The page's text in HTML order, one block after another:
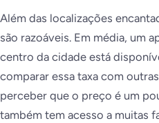
Além das localizações
são razoáveis. Em média, um
centro da cidade está
comparar essa taxa com
perceber que o preço é um
também tem acesso a muitas